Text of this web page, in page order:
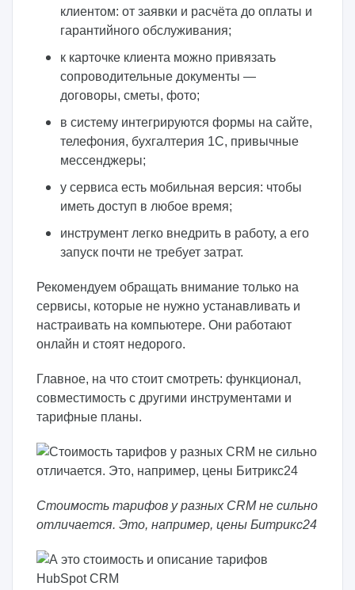
клиентом: от заявки и расчёта до оплаты и
гарантийного обслуживания;
к карточке клиента можно привязать
сопроводительные документы —
договоры, сметы, фото;
в систему интегрируются формы на сайте,
телефония, бухгалтерия 1С, привычные
мессенджеры;
у сервиса есть мобильная версия: чтобы
иметь доступ в любое время;
инструмент легко внедрить в работу, а его
запуск почти не требует затрат.
Рекомендуем обращать внимание только на
сервисы, которые не нужно устанавливать и
настраивать на компьютере. Они работают
онлайн и стоят недорого.
Главное, на что стоит смотреть: функционал,
совместимость с другими инструментами и
тарифные планы.
Стоимость тарифов у разных CRM не сильно
отличается. Это, например, цены Битрикс24